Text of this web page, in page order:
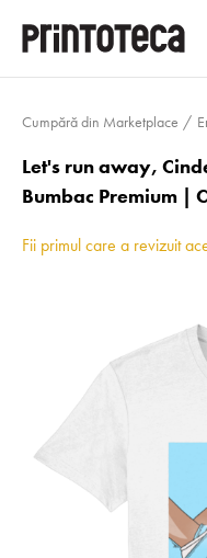
Cumpără din Marketplace
Let's run away,
Bumbac Premium |
Fii primul care a revizuit